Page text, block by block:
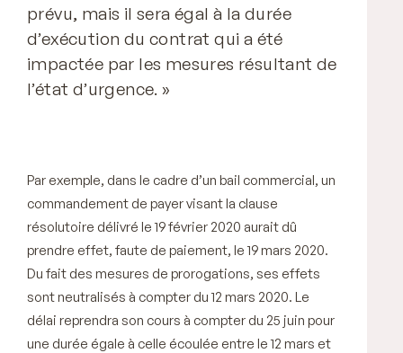
prévu, mais il sera égal à la durée
d’exécution du contrat qui a été
impactée par les mesures résultant de
l’état d’urgence. »
Par exemple, dans le cadre d’un bail commercial, un
commandement de payer visant la clause
résolutoire délivré le 19 février 2020 aurait dû
prendre effet, faute de paiement, le 19 mars 2020.
Du fait des mesures de prorogations, ses effets
sont neutralisés à compter du 12 mars 2020. Le
délai reprendra son cours à compter du 25 juin pour
une durée égale à celle écoulée entre le 12 mars et